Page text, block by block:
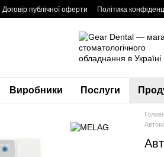
Договір публічної оферти Політика
Виробники Послуги